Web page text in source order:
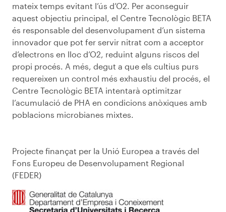
mateix temps evitant l’ús d’O2. Per aconseguir
aquest objectiu principal, el Centre Tecnològic BETA
és responsable del desenvolupament d’un sistema
innovador que pot fer servir nitrat com a acceptor
d’electrons en lloc d’O2, reduint alguns riscos del
propi procés. A més, degut a que els cultius purs
requereixen un control més exhaustiu del procés, el
Centre Tecnològic BETA intentarà optimitzar
l’acumulació de PHA en condicions anòxiques amb
poblacions microbianes mixtes.
Projecte finançat per la Unió Europea a través del
Fons Europeu de Desenvolupament Regional
(FEDER)